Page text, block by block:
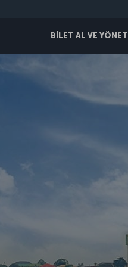
BİLET AL VE YÖNET